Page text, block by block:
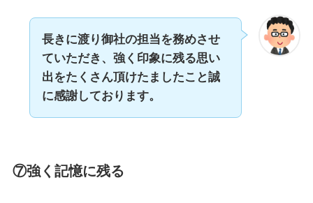
長きに渡り御社の担当を務めさせ
ていただき、強く印象に残る思い
出をたくさん頂けたましたこと誠
に感謝しております。
⑦強く記憶に残る